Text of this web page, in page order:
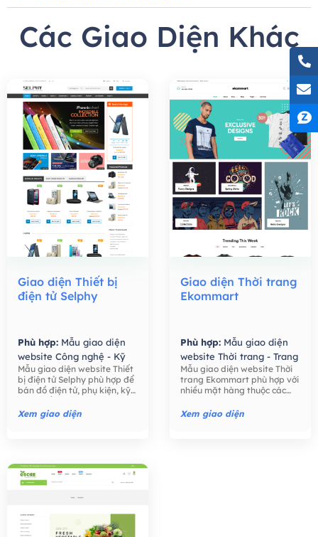
Các Giao Diện Khác
Giao diện Thiết bị
điện tử Selphy
Phù hợp: Mẫu giao diện
website Công nghệ - Kỹ
thuật số,Mẫu giao diện
website Bán hàng -
Thương mại điện tử,
Mẫu giao diện website Thiết
bị điện tử Selphy phù hợp để
bán đồ điện tử, phụ kiện, kỹ
tính, máy ảnh, các phụ kiện
điện tử,….
Xem giao diện
Giao diện Thời trang
Ekommart
Phù hợp: Mẫu giao diện
website Thời trang - Trang
Sức,Mẫu giao diện
website Bán hàng -
Thương mại điện tử,
Mẫu giao diện website Thời
trang Ekommart phù hợp với
nhiều mặt hàng thuộc các
thực phẩm, công nghệ, đồ
chơi trẻ em, đồng hồ, …
Xem giao diện